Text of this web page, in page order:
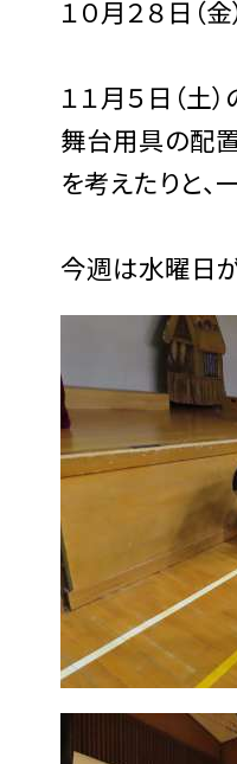
１０月２８日（金
１１月５日（
舞台用具の配
を考えたりと、
今週は水曜日